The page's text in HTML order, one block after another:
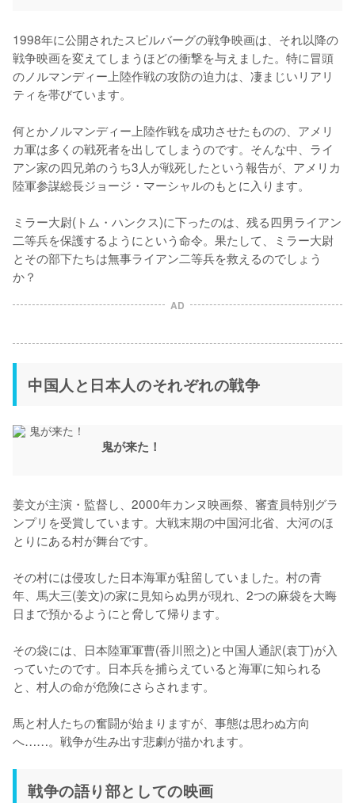
1998年に公開されたスピルバーグの戦争映画は、それ以降の
戦争映画を変えてしまうほどの衝撃を与えました。特に冒頭
のノルマンディー上陸作戦の攻防の迫力は、凄まじいリアリ
ティを帯びています。
何とかノルマンディー上陸作戦を成功させたものの、アメリ
カ軍は多くの戦死者を出してしまうのです。そんな中、ライ
アン家の四兄弟のうち3人が戦死したという報告が、アメリカ
陸軍参謀総長ジョージ・マーシャルのもとに入ります。
ミラー大尉(トム・ハンクス)に下ったのは、残る四男ライアン
二等兵を保護するようにという命令。果たして、ミラー大尉
とその部下たちは無事ライアン二等兵を救えるのでしょう
か？
AD
中国人と日本人のそれぞれの戦争
鬼が来た！
姜文が主演・監督し、2000年カンヌ映画祭、審査員特別グラ
ンプリを受賞しています。大戦末期の中国河北省、大河のほ
とりにある村が舞台です。
その村には侵攻した日本海軍が駐留していました。村の青
年、馬大三(姜文)の家に見知らぬ男が現れ、2つの麻袋を大晦
日まで預かるようにと脅して帰ります。
その袋には、日本陸軍軍曹(香川照之)と中国人通訳(袁丁)が入
っていたのです。日本兵を捕らえていると海軍に知られる
と、村人の命が危険にさらされます。
馬と村人たちの奮闘が始まりますが、事態は思わぬ方向
へ……。戦争が生み出す悲劇が描かれます。
戦争の語り部としての映画